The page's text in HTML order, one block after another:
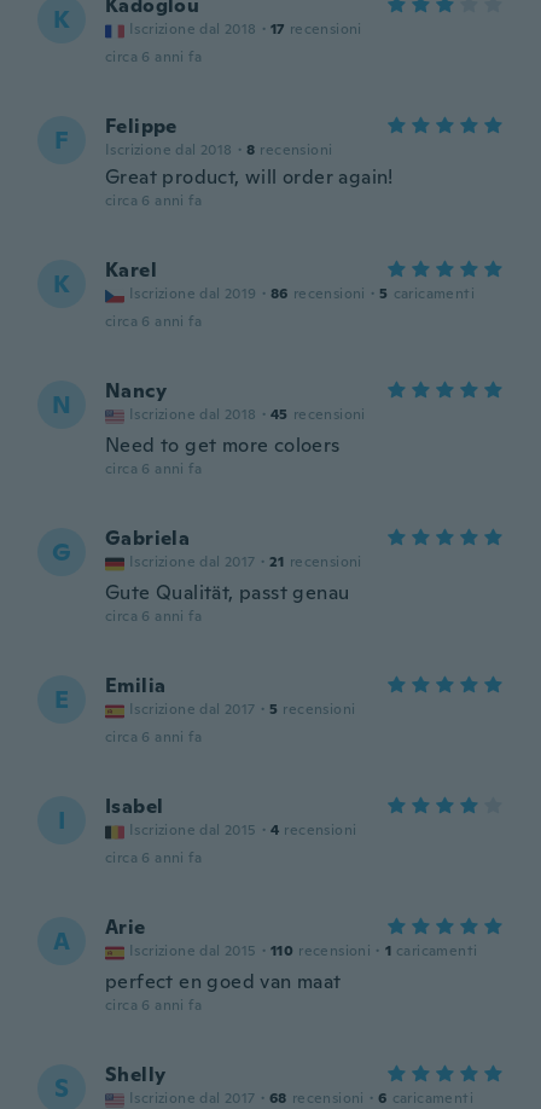
K Kadoglou
Iscrizione dal 2018 · 17 recensioni
circa 6 anni fa
F Felippe
Iscrizione dal 2018 · 8 recensioni
Great product, will order again!
circa 6 anni fa
K Karel
Iscrizione dal 2019 · 86 recensioni · 5 caricamenti
circa 6 anni fa
N Nancy
Iscrizione dal 2018 · 45 recensioni
Need to get more coloers
circa 6 anni fa
G Gabriela
Iscrizione dal 2017 · 21 recensioni
Gute Qualität, passt genau
circa 6 anni fa
E Emilia
Iscrizione dal 2017 · 5 recensioni
circa 6 anni fa
I Isabel
Iscrizione dal 2015 · 4 recensioni
circa 6 anni fa
A Arie
Iscrizione dal 2015 · 110 recensioni · 1 caricamenti
perfect en goed van maat
circa 6 anni fa
S Shelly
Iscrizione dal 2017 · 68 recensioni · 6 caricamenti